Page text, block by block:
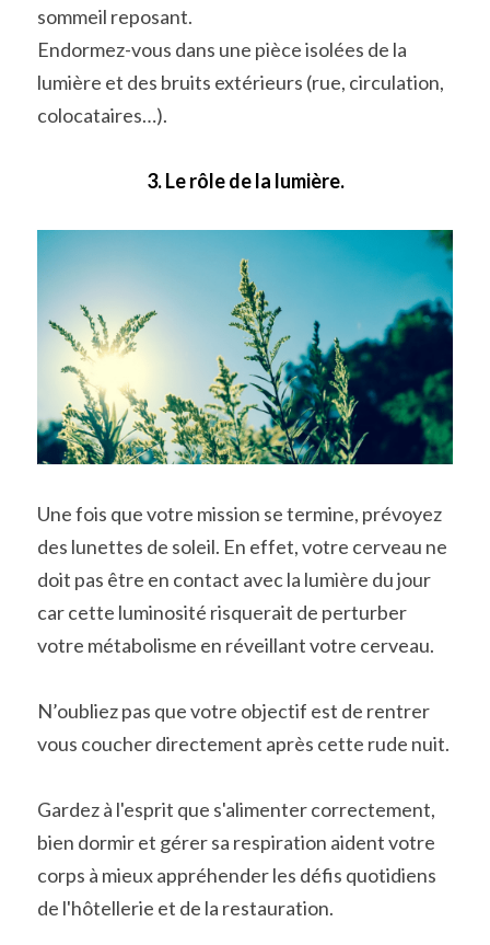
sommeil reposant.
Endormez-vous dans une pièce isolées de la
lumière et des bruits extérieurs (rue, circulation,
colocataires…).
3. Le rôle de la lumière.
Une fois que votre mission se termine, prévoyez
des lunettes de soleil. En effet, votre cerveau ne
doit pas être en contact avec la lumière du jour
car cette luminosité risquerait de perturber
votre métabolisme en réveillant votre cerveau.
N’oubliez pas que votre objectif est de rentrer
vous coucher directement après cette rude nuit.
Gardez à l'esprit que s'alimenter correctement,
bien dormir et gérer sa respiration aident votre
corps à mieux appréhender les défis quotidiens
de l'hôtellerie et de la restauration.